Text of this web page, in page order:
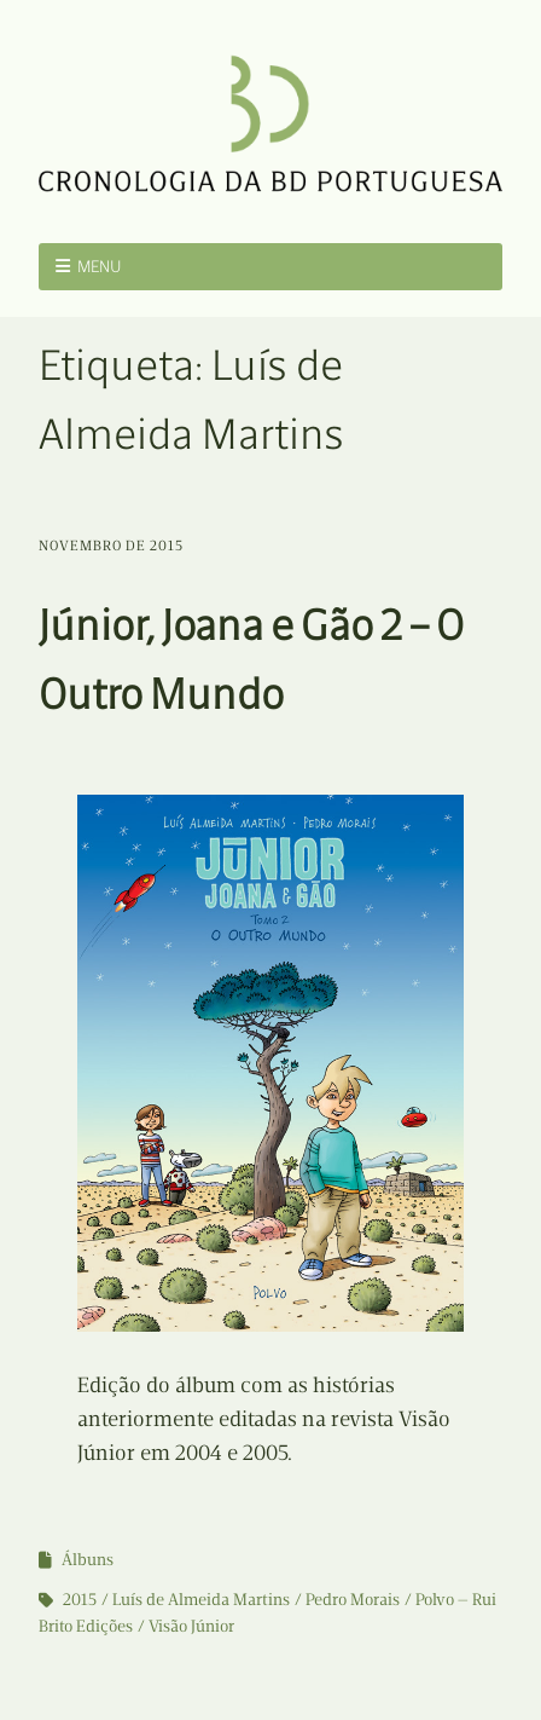
MENU
Etiqueta: Luís de
Almeida Martins
NOVEMBRO DE 2015
Júnior, Joana e Gão 2 – O
Outro Mundo
Edição do álbum com as histórias
anteriormente editadas na revista Visão
Júnior em 2004 e 2005.
Álbuns
2015
Luís de Almeida Martins Pedro Morais
Polvo — Rui
Brito Edições
Visão Júnior